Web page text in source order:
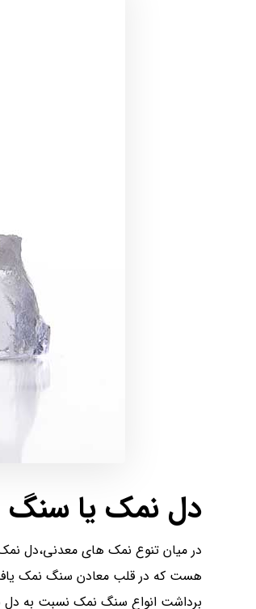
دل نمک یا
در میان تنوع نمک های معدنی،دل
هست که در قلب معادن سنگ نمک
برداشت انواع سنگ نمک نسبت به دل